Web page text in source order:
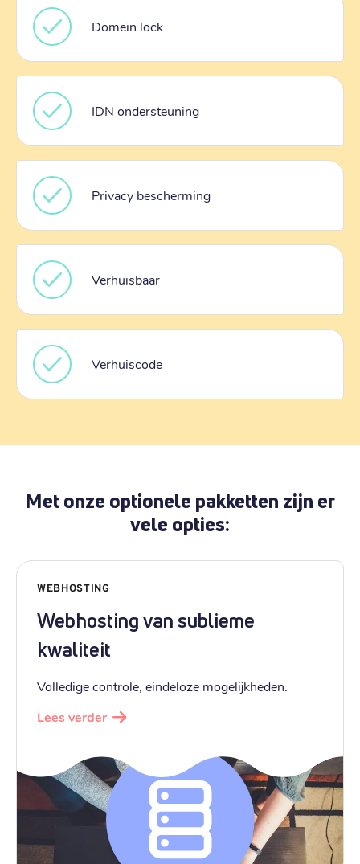
Domein lock
IDN ondersteuning
Privacy bescherming
Verhuisbaar
Verhuiscode
Met onze optionele pakketten zijn er
vele opties:
WEBHOSTING
Webhosting van sublieme
kwaliteit
Volledige controle, eindeloze mogelijkheden.
Lees verder